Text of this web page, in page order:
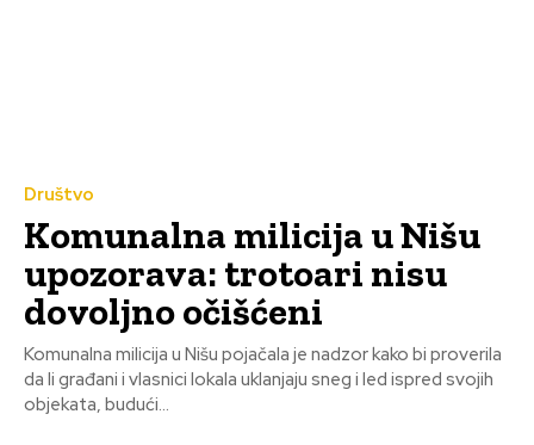
Društvo
Komunalna milicija u Nišu
upozorava: trotoari nisu
dovoljno očišćeni
Komunalna milicija u Nišu pojačala je nadzor kako bi proverila
da li građani i vlasnici lokala uklanjaju sneg i led ispred svojih
objekata, budući...